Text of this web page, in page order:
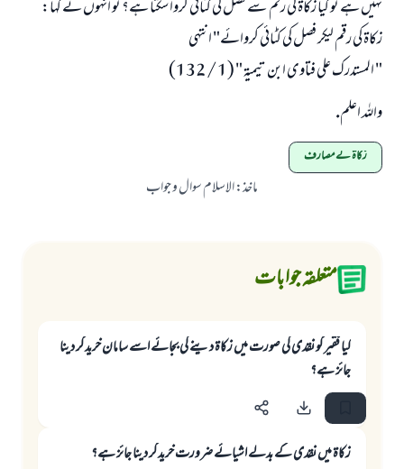
نہیں ہے تو کیا زکاۃ کی رقم سے فصل کی کٹائی کروا سکتا ہے؟ تو انہوں نے کہا:
زکاۃ کی رقم لیکر فصل کی کٹائی کروائے" انتہی
" المستدرك على فتاوى ابن تيمية " (1 / 132)
واللہ اعلم.
زکاۃ کے مصارف
ماخذ:الاسلام سوال و جواب
متعلقہ جوابات
كيا فقير كو نقدى كى صورت ميں زكاۃ دينے كى بجائے اسے سامان خريد كر دينا
جائز ہے؟
زکاۃ میں نقدی کے بدلے اشیائے ضرورت خرید کر دینا جائز ہے؟